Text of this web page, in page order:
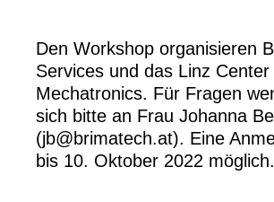
Den Workshop organisieren
Services und das Linz Center
Mechatronics. Für Fragen
sich bitte an Frau Johanna
(jb@brimatech.at). Eine
bis 10. Oktober 2022 möglich.